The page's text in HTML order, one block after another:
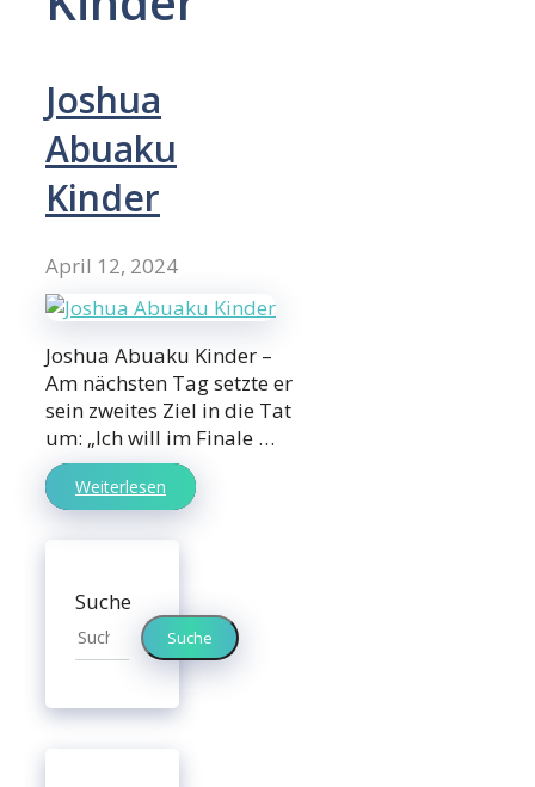
Joshua
Abuaku
Kinder
April 12, 2024
Joshua Abuaku Kinder –
Am nächsten Tag setzte er
sein zweites Ziel in die Tat
um: „Ich will im Finale …
Weiterlesen
Suche
Suche